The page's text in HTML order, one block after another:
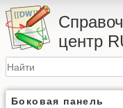
центр
Боковая панель